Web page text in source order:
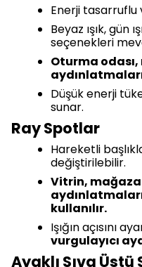
Enerji tasarruflu
Beyaz ışık, gün
seçenekleri
Oturma
Düşük enerji
sunar.
Ray Spotlar
Hareketli
değiştirilebilir.
Vitrin,
kullanılır.
Işığın açısını
vurgulayıcı
Ayaklı Sıva